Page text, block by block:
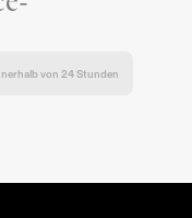
von 24 Stunden